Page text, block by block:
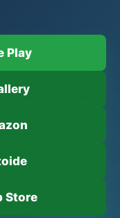
Play
Store